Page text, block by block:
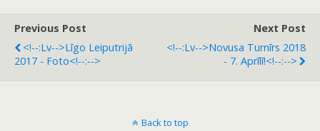
Previous Post
<!--:lv-->Līgo Leiputrijā
2017 - Foto<!--:-->
Next Post
<!--:lv-->Novusa Turnīrs 2018
- 7. Aprīlī!<!--:-->
Back to top